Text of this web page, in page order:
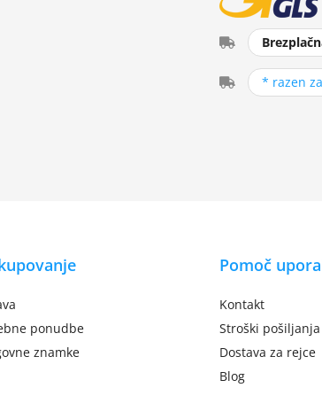
* razen
ponudbe
znamke
Pomoč
Kontakt
Stroški pošiljanja
Dostava za rejce
Blog